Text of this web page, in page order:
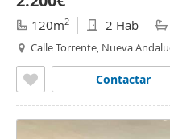
120m2 2 Hab
Calle Torrente, Nueva
Contactar